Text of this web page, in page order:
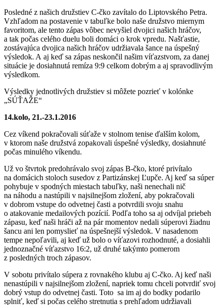
Posledné z našich družstiev C-čko zavítalo do Liptovského Petra.
Vzhľadom na postavenie v tabuľke bolo naše družstvo miernym
favoritom, ale tento zápas vôbec nevyšiel dvojici našich hráčov,
a tak počas celého duelu boli domáci o krok vpredu. Našťastie,
zostávajúca dvojica našich hráčov udržiavala šance na úspešný
výsledok. A aj keď sa zápas neskončil našim víťazstvom, za danej
situácie je dosiahnutá remíza 9:9 celkom dobrým a aj spravodlivým
výsledkom.
Výsledky jednotlivých družstiev si môžete pozrieť v kolónke
„SÚŤAŽE“
14.kolo, 21.-23.1.2016
Cez víkend pokračovali súťaže v stolnom tenise ďalším kolom,
v ktorom naše družstvá zopakovali úspešné výsledky, dosiahnuté
počas minulého víkendu.
Už vo štvrtok predohrávalo svoj zápas B-čko, ktoré privítalo
na domácich stoloch susedov z Partizánskej Ľupče. Aj keď sa súper
pohybuje v spodných miestach tabuľky, naši nenechali nič
na náhodu a nastúpili v najsilnejšom zložení, aby pokračovali
v dobrom vstupe do odvetnej časti a potvrdili svoju snahu
o atakovanie medailových pozícií. Podľa toho sa aj odvíjal priebeh
zápasu, keď naši hráči až na pár momentov nedali súperovi žiadnu
šancu ani len pomyslieť na úspešnejší výsledok. V nasadenom
tempe nepoľavili, aj keď už bolo o víťazovi rozhodnuté, a dosiahli
jednoznačné víťazstvo 16:2, už druhé takýmto pomerom
z posledných troch zápasov.
V sobotu privítalo súpera z rovnakého klubu aj C-čko. Aj keď naši
nenastúpili v najsilnejšom zložení, napriek tomu chceli potvrdiť svoj
dobrý vstup do odvetnej časti. Toto sa im aj do bodky podarilo
splniť, keď si počas celého stretnutia s prehľadom udržiavali